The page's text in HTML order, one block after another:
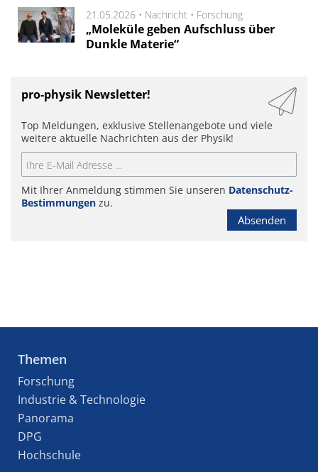
21.05.2026 • Nachricht • Forschung
„Moleküle geben Aufschluss über
Dunkle Materie“
pro-physik Newsletter!
Top Meldungen, exklusive Stellenangebote und viele
weitere aktuelle Nachrichten aus der Physik!
Mit Ihrer Anmeldung stimmen Sie unseren Datenschutz-
Bestimmungen zu.
Absenden
Themen
Forschung
Industrie & Technologie
Panorama
DPG
Hochschule